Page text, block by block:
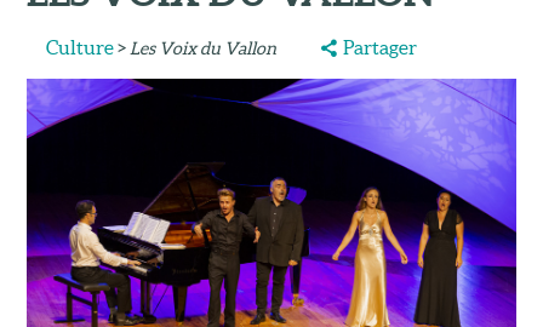
Culture> Les Voix du Vallon Partager